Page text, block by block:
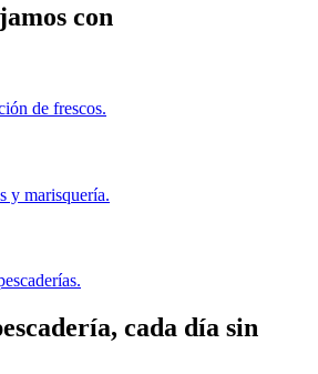
con
de frescos.
y marisquería.
cada día sin